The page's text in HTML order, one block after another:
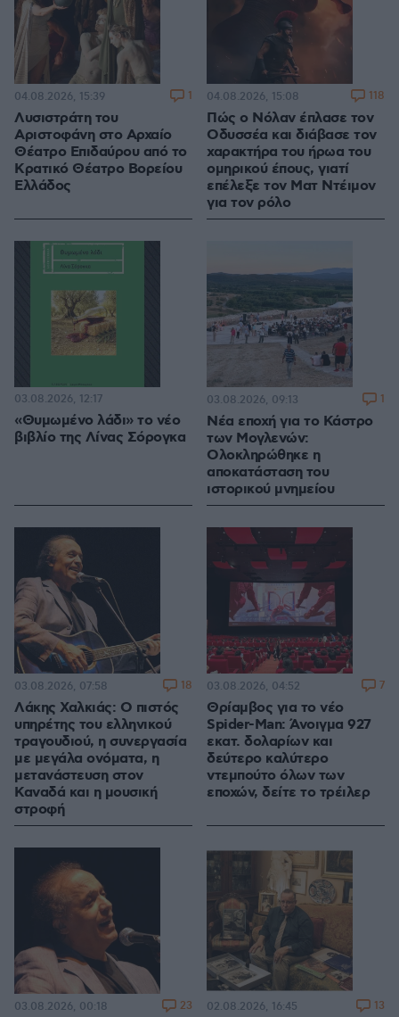
Λυσιστράτη του
Αριστοφάνη στο Αρχαίο
Θέατρο Επιδαύρου από το
Κρατικό Θέατρο Βορείου
Ελλάδος
04.08.2026, 15:39 1
Πώς ο Νόλαν έπλασε τον
Οδυσσέα και διάβασε τον
χαρακτήρα του ήρωα του
ομηρικού έπους, γιατί
επέλεξε τον Ματ Ντέιμον
για τον ρόλο
04.08.2026, 15:08 118
«Θυμωμένο λάδι» το νέο
βιβλίο της Λίνας Σόρογκα
03.08.2026, 12:17
Νέα εποχή για το Κάστρο
των Μογλενών:
Ολοκληρώθηκε η
αποκατάσταση του
ιστορικού μνημείου
03.08.2026, 09:13 1
Λάκης Χαλκιάς: Ο πιστός
υπηρέτης του ελληνικού
τραγουδιού, η συνεργασία
με μεγάλα ονόματα, η
μετανάστευση στον
Καναδά και η μουσική
στροφή
03.08.2026, 07:58 18
Θρίαμβος για το νέο
Spider-Man: Άνοιγμα 927
εκατ. δολαρίων και
δεύτερο καλύτερο
ντεμπούτο όλων των
εποχών, δείτε το τρέιλερ
03.08.2026, 04:52 7
03.08.2026, 00:18 23 02.08.2026, 16:45 13